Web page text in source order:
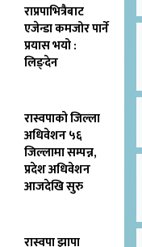
राप्रपाभित्रैबाट
एजेन्डा कमजोर पार्ने
प्रयास भयो :
लिङ्देन
रास्वपाको जिल्ला
अधिवेशन ५६
जिल्लामा सम्पन्न,
प्रदेश अधिवेशन
आजदेखि सुरु
रास्वपा झापा